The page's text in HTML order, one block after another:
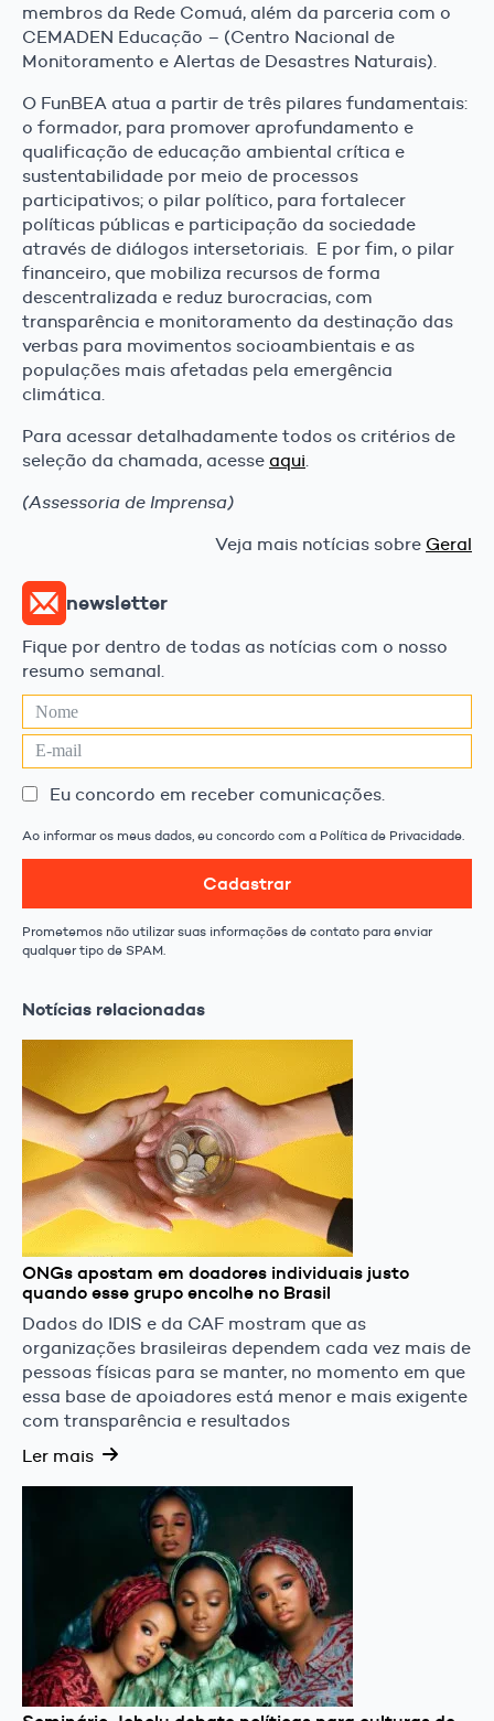
membros da Rede Comuá, além da parceria com o
CEMADEN Educação – (Centro Nacional de
Monitoramento e Alertas de Desastres Naturais).
O FunBEA atua a partir de três pilares fundamentais:
o formador, para promover aprofundamento e
qualificação de educação ambiental crítica e
sustentabilidade por meio de processos
participativos; o pilar político, para fortalecer
políticas públicas e participação da sociedade
através de diálogos intersetoriais. E por fim, o pilar
financeiro, que mobiliza recursos de forma
descentralizada e reduz burocracias, com
transparência e monitoramento da destinação das
verbas para movimentos socioambientais e as
populações mais afetadas pela emergência
climática.
Para acessar detalhadamente todos os critérios de
seleção da chamada, acesse aqui.
(Assessoria de Imprensa)
Veja mais notícias sobre Geral
newsletter
Fique por dentro de todas as notícias com o nosso
resumo semanal.
Eu concordo em receber comunicações.
Ao informar os meus dados, eu concordo com a Política de Privacidade.
Cadastrar
Prometemos não utilizar suas informações de contato para enviar
qualquer tipo de SPAM.
Notícias relacionadas
ONGs apostam em doadores individuais justo
quando esse grupo encolhe no Brasil
Dados do IDIS e da CAF mostram que as
organizações brasileiras dependem cada vez mais de
pessoas físicas para se manter, no momento em que
essa base de apoiadores está menor e mais exigente
com transparência e resultados
Ler mais